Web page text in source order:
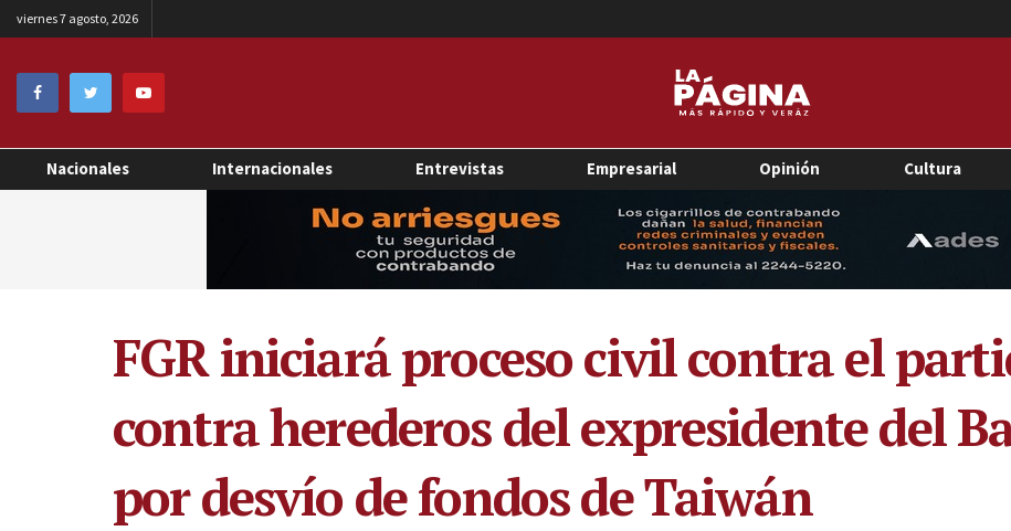
viernes 7 agosto, 2026
Nacionales Internacionales Entrevistas Empresarial Opinión Cultura
FGR iniciará proceso civil contra el
contra herederos del expresidente del
por desvío de fondos de Taiwán